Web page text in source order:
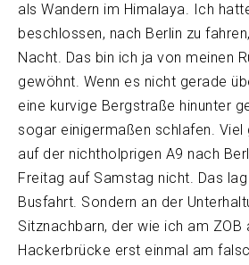
als Wandern im Himalaya. Ich
beschlossen, nach Berlin zu
Nacht. Das bin ich ja von meinen
gewöhnt. Wenn es nicht gerade
eine kurvige Bergstraße hinunter
sogar einigermaßen schlafen. Viel
auf der nichtholprigen A9 nach
Freitag auf Samstag nicht. Das
Busfahrt. Sondern an der
Sitznachbarn, der wie ich am ZOB
Hackerbrücke erst einmal am